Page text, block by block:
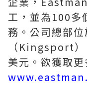
工，並為100多
務。公司總部
（Kingsport
美元。欲獲取更